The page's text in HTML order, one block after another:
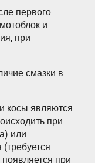
первого
и
при
смазки в
косы являются
при
или
при